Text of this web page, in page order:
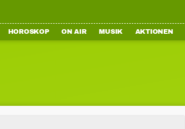
HOROSKOP ON AIR MUSIK AKTIONEN